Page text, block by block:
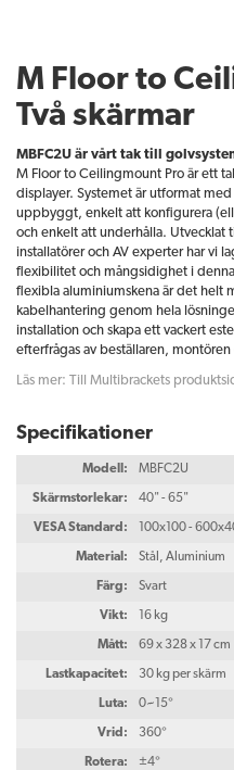
M Floor to
Två skärmar
MBFC2U är vårt tak till
M Floor to Ceilingmount Pro är ett
displayer. Systemet är utformat
uppbyggt, enkelt att konfigurera
och enkelt att underhålla. Utvecklat
installatörer och AV experter har vi
flexibilitet och mångsidighet i denna
flexibla aluminiumskena är det helt
kabelhantering genom hela
installation och skapa ett vackert
efterfrågas av beställaren,
Läs mer: Till Multibrackets
Specifikationer
Modell: MBFC2U
Skärmstorlekar: 40" - 65"
VESA Standard: 100x100 -
Material: Stål, Aluminium
Färg: Svart
Vikt: 16 kg
Mått: 69 x 328 x 17 cm
Lastkapacitet: 30 kg per skärm
Luta: 0~15°
Vrid: 360°
Rotera: ±4°